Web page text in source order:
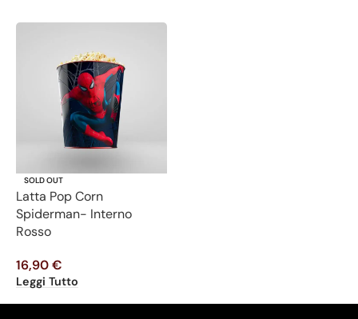
SOLD OUT
Latta Pop Corn
Spiderman- Interno
Rosso
16,90€
Leggi Tutto